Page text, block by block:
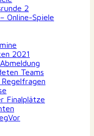
2
Online-Spiele
2021
Teams
Finalplätze